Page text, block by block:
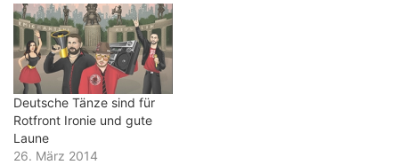
Deutsche Tänze sind für
Rotfront Ironie und gute
Laune
26. März 2014